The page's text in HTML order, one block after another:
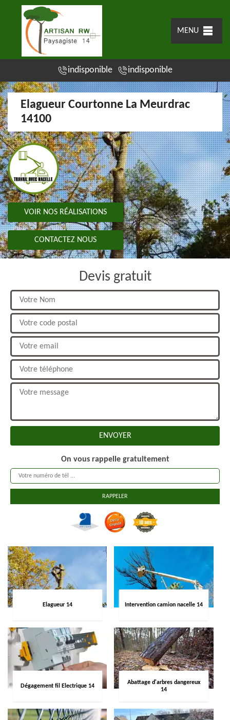
MENU
indisponible indisponible
Elagueur Courtonne La Meurdrac
14100
VOIR NOS RÉALISATIONS
CONTACTEZ NOUS
Devis gratuit
On vous rappelle gratuitement
Elagueur 14 Intervention camion nacelle 14
Dégagement fil Electrique 14
Abattage d'arbres dangereux
14